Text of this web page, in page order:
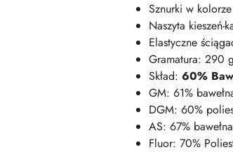
Sznurki w
Naszyta kieszeń-
Elastyczne
Gramatura: 290
Skład: 60%
GM: 61%
DGM: 60%
AS: 67%
Fluor: 70%